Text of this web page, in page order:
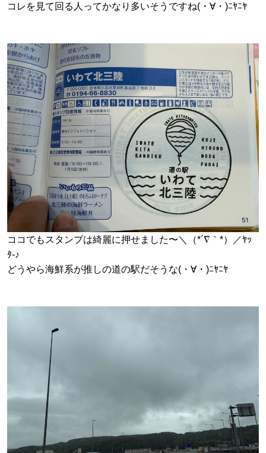
コレを見て回る人ってかなり多いそうですね(・∀・)ﾆﾔﾆﾔ
ココでもスタンプは綺麗に押せました〜＼（*´∇｀*）／ﾔｯ
ﾀ-♪
どうやら海鮮系が推しの道の駅だそうな(・∀・)ﾆﾔﾆﾔ